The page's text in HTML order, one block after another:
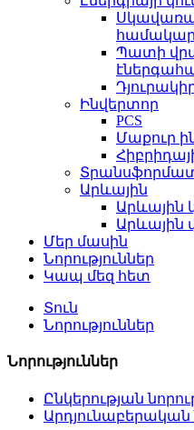
Պատի
Ինվերտոր
PCS
Մաքուր
Արևային
Արևային
Արևային
Մեր մասին
Նորություններ
Կապ մեզ հետ
Տուն
Նորություններ
Նորություններ
Ընկերության
Արդյունաբերական